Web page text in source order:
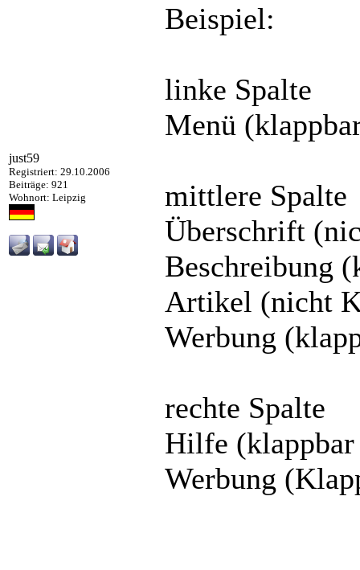
just59
Registriert: 29.10.2006
Beiträge: 921
Wohnort: Leipzig
Beispiel:
linke Spalte
Menü
mittlere Spalte
Überschrift
Beschreibung
Artikel (nicht
Werbung
rechte Spalte
Hilfe (klappbar
Werbung